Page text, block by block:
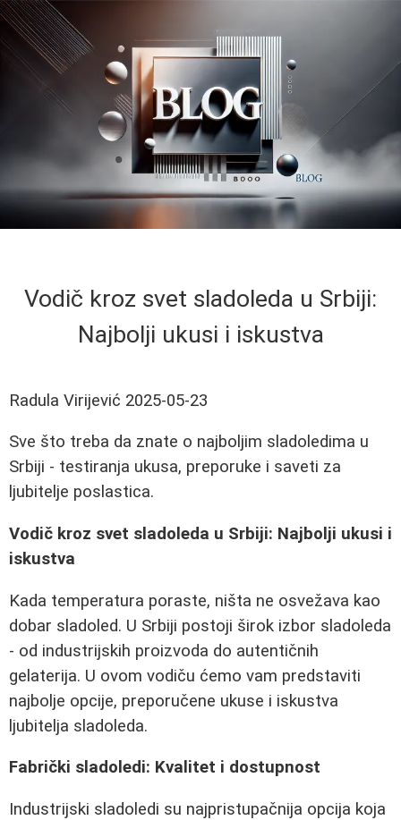
Vodič kroz svet sladoleda u Srbiji:
Najbolji ukusi i iskustva
Radula Virijević 2025-05-23
Sve što treba da znate o najboljim sladoledima u
Srbiji - testiranja ukusa, preporuke i saveti za
ljubitelje poslastica.
Vodič kroz svet sladoleda u Srbiji: Najbolji ukusi i
iskustva
Kada temperatura poraste, ništa ne osvežava kao
dobar sladoled. U Srbiji postoji širok izbor sladoleda
- od industrijskih proizvoda do autentičnih
gelaterija. U ovom vodiču ćemo vam predstaviti
najbolje opcije, preporučene ukuse i iskustva
ljubitelja sladoleda.
Fabrički sladoledi: Kvalitet i dostupnost
Industrijski sladoledi su najpristupačnija opcija koja